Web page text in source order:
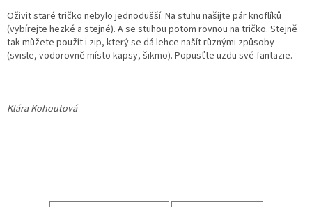
Oživit staré tričko nebylo jednodušší. Na stuhu našijte pár knoflíků
(vybírejte hezké a stejné). A se stuhou potom rovnou na tričko. Stejně
tak můžete použít i zip, který se dá lehce našít různými způsoby
(svisle, vodorovně místo kapsy, šikmo). Popusťte uzdu své fantazie.
Klára Kohoutová